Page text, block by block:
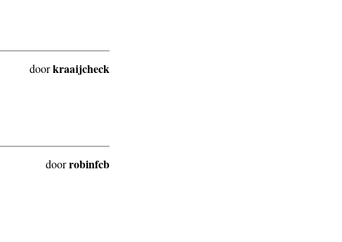
doorkraaijcheck
doorrobinfcb